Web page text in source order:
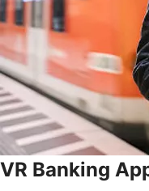
VR Banking